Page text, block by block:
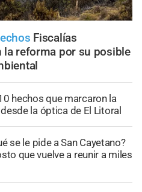
Fiscalías
reforma por su posible
hechos que marcaron la
la óptica de El Litoral
se le pide a San Cayetano?
que vuelve a reunir a miles